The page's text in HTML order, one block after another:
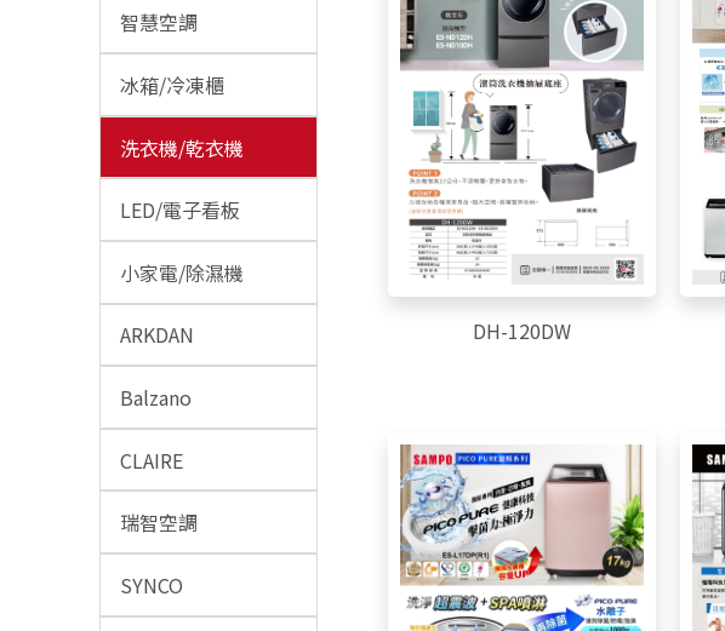
智慧空調
冰箱/冷凍櫃
洗衣機/乾衣機
LED/電子看板
小家電/除濕機
ARKDAN
Balzano
CLAIRE
瑞智空調
SYNCO
DH-120DW